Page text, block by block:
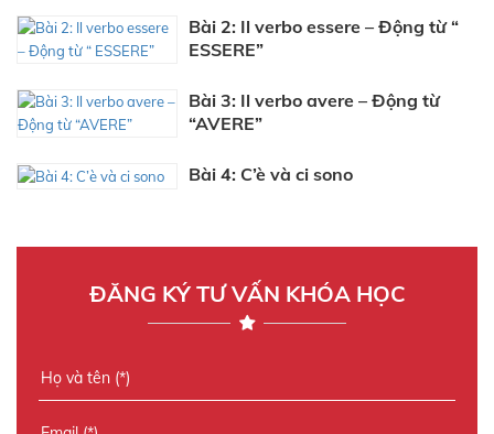
Bài 2: Il verbo essere – Động từ “
ESSERE”
Bài 3: Il verbo avere – Động từ
“AVERE”
Bài 4: C’è và ci sono
ĐĂNG KÝ TƯ VẤN KHÓA HỌC